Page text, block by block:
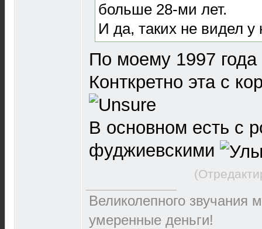
больше 28-ми лет.
И да, таких не видел у
По моему 1997 года
Конткретно эта с
В основном есть с
фуджиевскими
Великолепного звучания
умеренные деньги!